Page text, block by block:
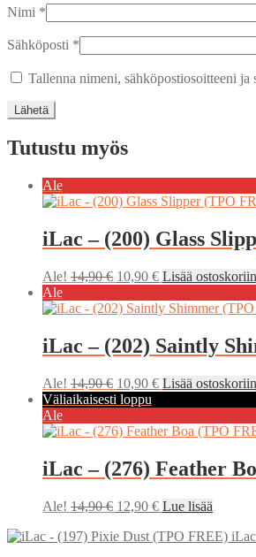
Nimi *
Sähköposti *
Tallenna nimeni, sähköpostiosoitteeni ja
Tutustu myös
Ale
iLac – (200) Glass
Ale! 14,90€ Alkuperäinen
oli:
10,90 €Nykyinen
on:
Lisää ostoskoriin
Ale
iLac – (202) Saintly
Ale! 14,90€ Alkuperäinen
hinta
14,90 €.
10,90 €Nykyinen
10,90 €.
Lisää ostoskoriin
Väliaikaisesti loppu
Ale
iLac – (276) Feather
Ale! 14,90€ Alkuperäinen
oli:
12,90 €Nykyinen
on:
Lue lisää